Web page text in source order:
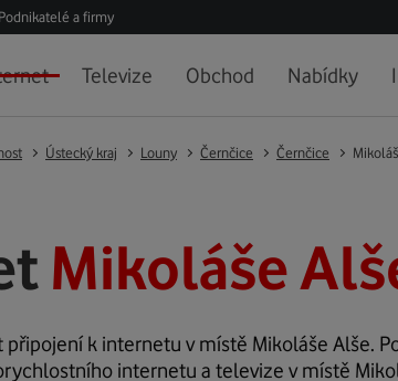
Podnikatelé a firmy
Televize Obchod Nabídky
Ústecký kraj Louny Černčice Černčice
Mikoláše
k internetu v místě Mikoláše Alše.
internetu a televize v místě